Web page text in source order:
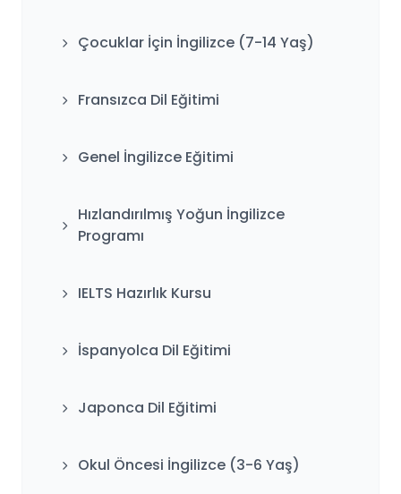
Çocuklar İçin İngilizce (7-14 Yaş)
Fransızca Dil Eğitimi
Genel İngilizce Eğitimi
Hızlandırılmış Yoğun İngilizce
Programı
IELTS Hazırlık Kursu
İspanyolca Dil Eğitimi
Japonca Dil Eğitimi
Okul Öncesi İngilizce (3-6 Yaş)